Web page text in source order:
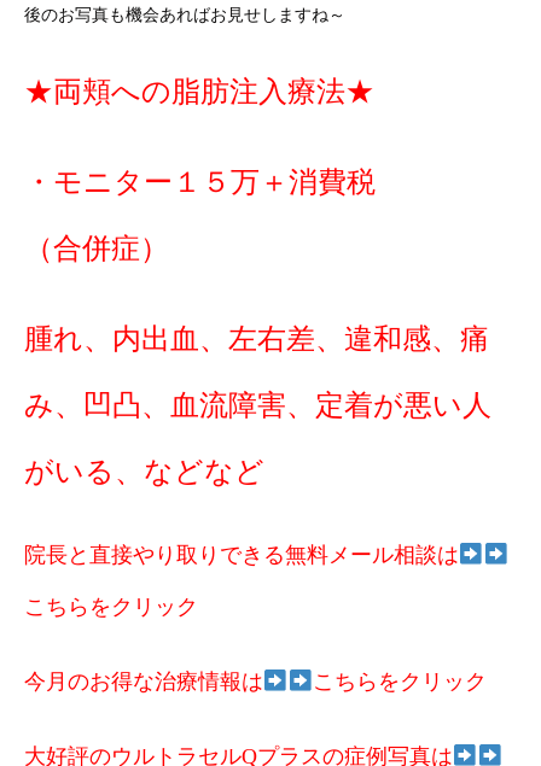
後のお写真も機会あればお見せしますね～
★両頬への脂肪注入療法★
・モニター１５万＋消費税
（合併症）
腫れ、内出血、左右差、違和感、痛
み、凹凸、血流障害、定着が悪い人
がいる、などなど
院長と直接やり取りできる無料メール相談は
こちらをクリック
今月のお得な治療情報は こちらをクリック
大好評のウルトラセルQプラスの症例写真は